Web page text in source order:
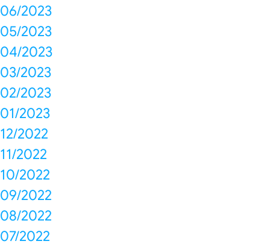
06/2023
05/2023
04/2023
03/2023
02/2023
01/2023
12/2022
11/2022
10/2022
09/2022
08/2022
07/2022